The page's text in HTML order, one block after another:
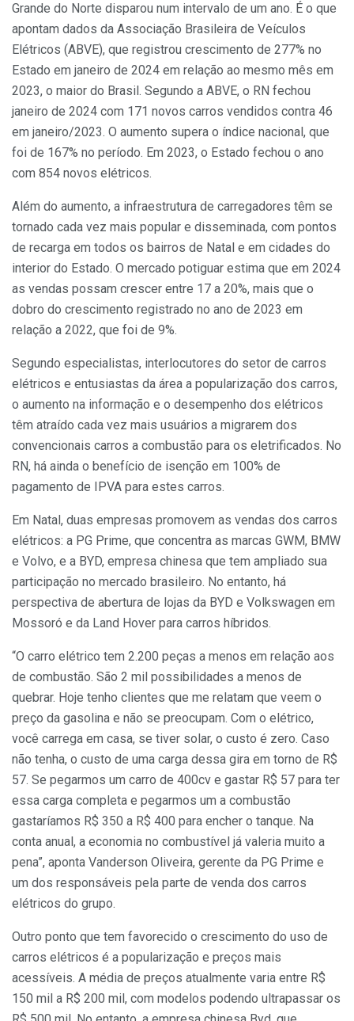
Grande do Norte disparou num intervalo de um ano. É o que
apontam dados da Associação Brasileira de Veículos
Elétricos (ABVE), que registrou crescimento de 277% no
Estado em janeiro de 2024 em relação ao mesmo mês em
2023, o maior do Brasil. Segundo a ABVE, o RN fechou
janeiro de 2024 com 171 novos carros vendidos contra 46
em janeiro/2023. O aumento supera o índice nacional, que
foi de 167% no período. Em 2023, o Estado fechou o ano
com 854 novos elétricos.
Além do aumento, a infraestrutura de carregadores têm se
tornado cada vez mais popular e disseminada, com pontos
de recarga em todos os bairros de Natal e em cidades do
interior do Estado. O mercado potiguar estima que em 2024
as vendas possam crescer entre 17 a 20%, mais que o
dobro do crescimento registrado no ano de 2023 em
relação a 2022, que foi de 9%.
Segundo especialistas, interlocutores do setor de carros
elétricos e entusiastas da área a popularização dos carros,
o aumento na informação e o desempenho dos elétricos
têm atraído cada vez mais usuários a migrarem dos
convencionais carros a combustão para os eletrificados. No
RN, há ainda o benefício de isenção em 100% de
pagamento de IPVA para estes carros.
Em Natal, duas empresas promovem as vendas dos carros
elétricos: a PG Prime, que concentra as marcas GWM, BMW
e Volvo, e a BYD, empresa chinesa que tem ampliado sua
participação no mercado brasileiro. No entanto, há
perspectiva de abertura de lojas da BYD e Volkswagen em
Mossoró e da Land Hover para carros híbridos.
“O carro elétrico tem 2.200 peças a menos em relação aos
de combustão. São 2 mil possibilidades a menos de
quebrar. Hoje tenho clientes que me relatam que veem o
preço da gasolina e não se preocupam. Com o elétrico,
você carrega em casa, se tiver solar, o custo é zero. Caso
não tenha, o custo de uma carga dessa gira em torno de R$
57. Se pegarmos um carro de 400cv e gastar R$ 57 para ter
essa carga completa e pegarmos um a combustão
gastaríamos R$ 350 a R$ 400 para encher o tanque. Na
conta anual, a economia no combustível já valeria muito a
pena”, aponta Vanderson Oliveira, gerente da PG Prime e
um dos responsáveis pela parte de venda dos carros
elétricos do grupo.
Outro ponto que tem favorecido o crescimento do uso de
carros elétricos é a popularização e preços mais
acessíveis. A média de preços atualmente varia entre R$
150 mil a R$ 200 mil, com modelos podendo ultrapassar os